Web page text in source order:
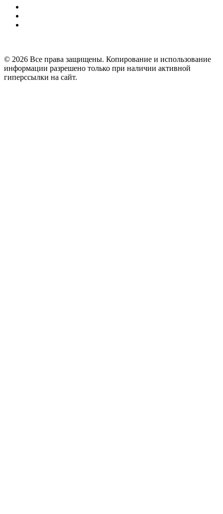
© 2026 Все права защищены. Копирование и использование
информации разрешено только при наличии активной
гиперссылки на сайт.